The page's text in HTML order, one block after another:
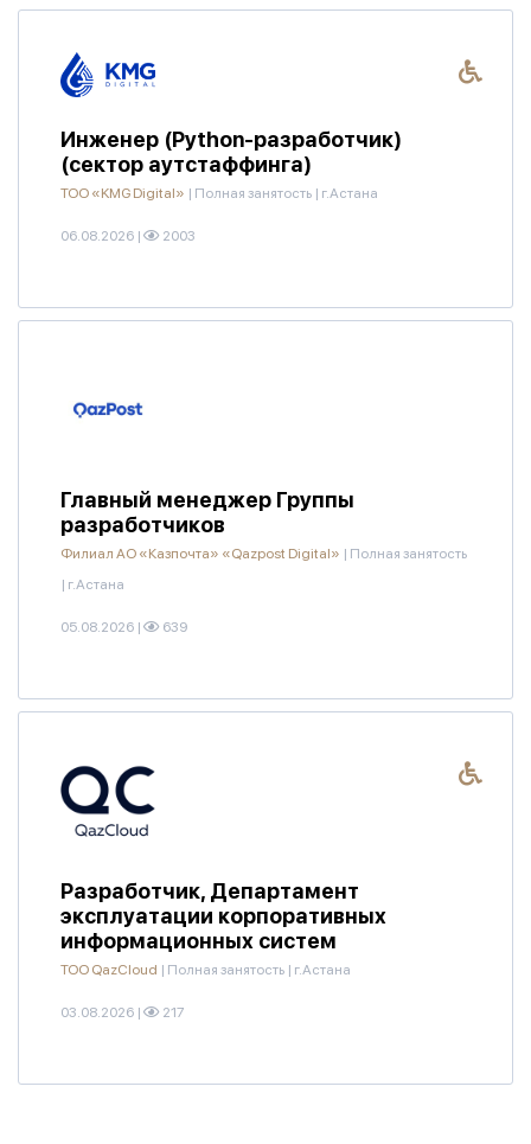
Инженер (Python-разработчик)
(сектор аутстаффинга)
ТОО «KMG Digital» | Полная занятость | г.Астана
06.08.2026 | 2003
Главный менеджер Группы
разработчиков
Филиал АО «Казпочта» «Qazpost Digital» | Полная занятость
| г.Астана
05.08.2026 | 639
Разработчик, Департамент
эксплуатации корпоративных
информационных систем
ТОО QazCloud | Полная занятость | г.Астана
03.08.2026 | 217